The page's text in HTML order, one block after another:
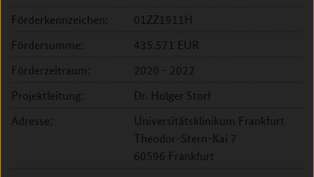
Förderkennzeichen:
01ZZ1911H
Fördersumme:
435.571 EUR
Förderzeitraum:
2020 - 2022
Projektleitung:
Dr. Holger Storf
Adresse:
Universitätsklinikum Frankfurt
Theodor-Stern-Kai 7
60596 Frankfurt